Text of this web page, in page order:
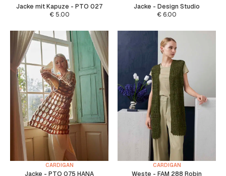
Jacke mit Kapuze - PTO 027
€5.00
Jacke - Design Studio
€ 6.00
CARDIGAN
Jacke - PTO 075 HANA
CARDIGAN
Weste - FAM 288 Robin